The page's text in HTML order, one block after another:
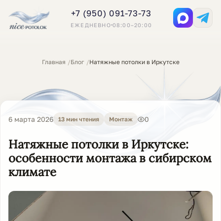
+7 (950) 091-73-73
ЕЖЕДНЕВНО 08:00–20:00
Главная Блог Натяжные потолки в Иркутске
6 марта 2026 13 мин чтения Монтаж 0
Натяжные потолки в Иркутске:
особенности монтажа в сибирском
климате